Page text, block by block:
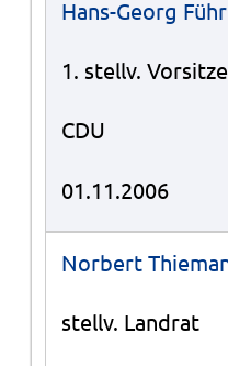
Hans-Georg
1. stellv.
CDU
01.11.2006
Norbert
stellv. Landrat